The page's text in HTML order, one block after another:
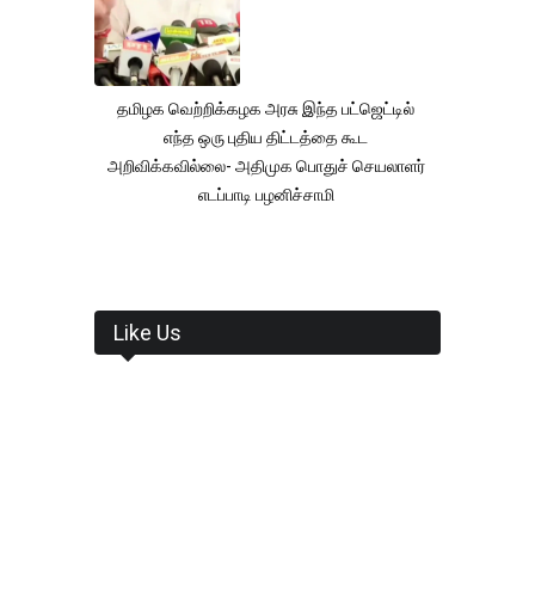
தமிழக வெற்றிக்கழக அரசு இந்த பட்ஜெட்டில்
எந்த ஒரு புதிய திட்டத்தை கூட
அறிவிக்கவில்லை- அதிமுக பொதுச் செயலாளர்
எடப்பாடி பழனிச்சாமி
Like Us